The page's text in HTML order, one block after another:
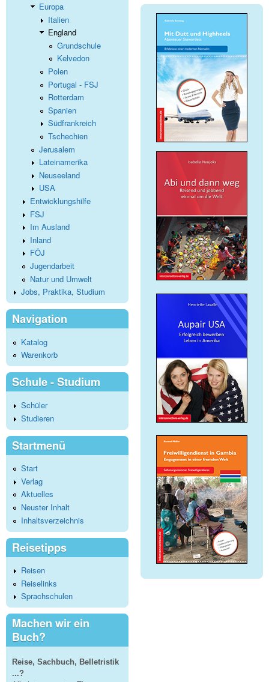
Europa
Italien
England
Grundschule
Kelvedon
Polen
Portugal - FSJ
Rotterdam
Spanien
Südfrankreich
Tschechien
Jerusalem
Lateinamerika
Neuseeland
USA
Entwicklungshilfe
FSJ
Im Ausland
Inland
FÖJ
Jugendarbeit
Natur und Umwelt
Jobs, Praktika, Studium
Navigation
Katalog
Warenkorb
Schule - Studium
Schüler
Studieren
Startmenü
Start
Verlag
Aktuelles
Neuster Inhalt
Inhaltsverzeichnis
Reisetipps
Reisen
Reiselinks
Sprachschulen
Machen wir ein
Buch?
Reise, Sachbuch, Belletristik
...?